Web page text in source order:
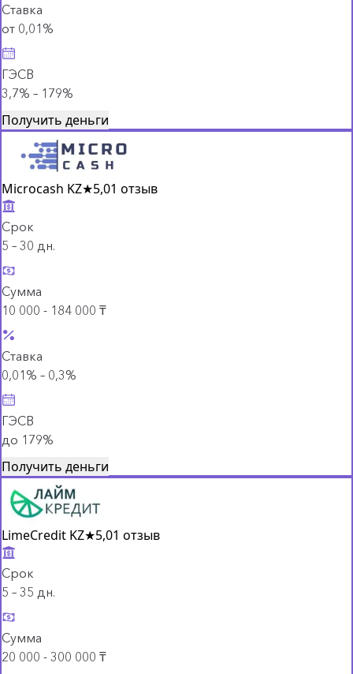
Ставка
от 0,01%
ГЭСВ
3,7% – 179%
Получить деньги
Microcash KZ★5,01 отзыв
Срок
5 – 30 дн.
Сумма
10 000 - 184 000 ₸
Ставка
0,01% – 0,3%
ГЭСВ
до 179%
Получить деньги
LimeCredit KZ★5,01 отзыв
Срок
5 – 35 дн.
Сумма
20 000 - 300 000 ₸